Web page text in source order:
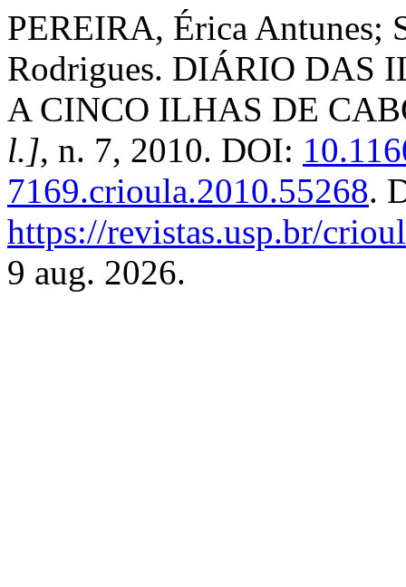
PEREIRA, Érica Antunes;
Rodrigues. DIÁRIO DAS
A CINCO ILHAS DE
l.], n. 7, 2010. DOI:
7169.crioula.2010.55268.
https://revistas.usp.br/
9 aug. 2026.